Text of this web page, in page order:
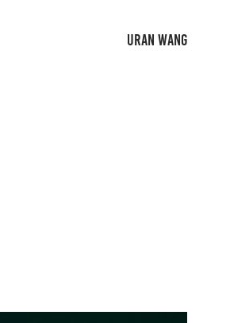
URAN WANG